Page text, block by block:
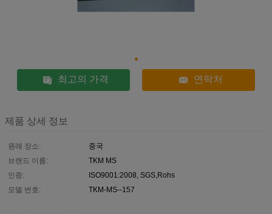
최고의 가격 연락처
제품 상세 정보
원래 장소:
중국
브랜드 이름:
TKM MS
인증:
ISO9001:2008, SGS,Rohs
모델 번호:
TKM-MS--157